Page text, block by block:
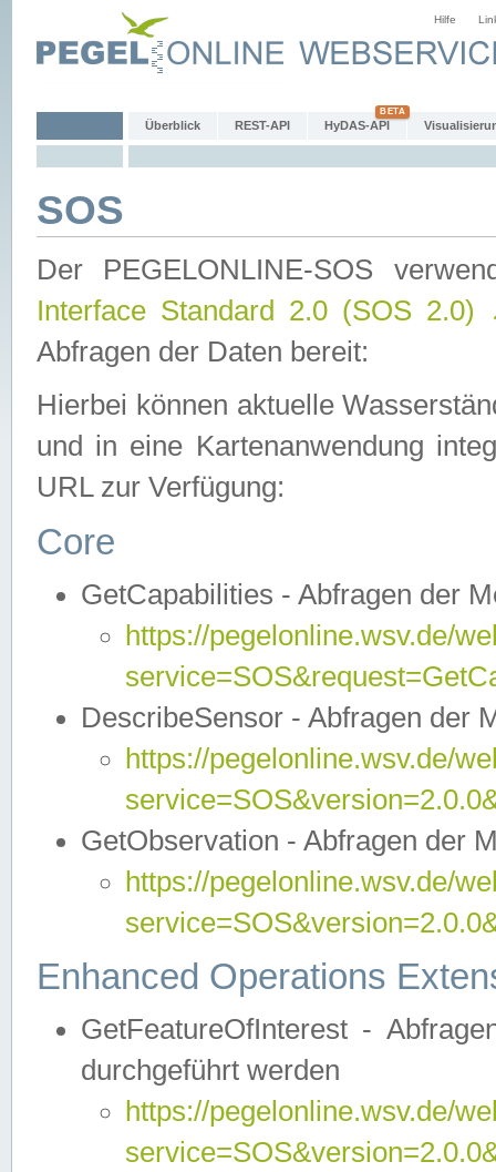
Hilfe
Überblick REST-API HyDAS-API
SOS
Der PEGELONLINE-SOS
Interface Standard 2.0 (SOS 2.0)
Abfragen der Daten bereit:
Hierbei können aktuelle
und in eine Kartenanwendung
URL zur Verfügung:
Core
GetCapabilities - Abfragen der
https://pegelonline.wsv.de/
DescribeSensor - Abfragen der
https://pegelonline.wsv.de/
GetObservation - Abfragen der
https://pegelonline.wsv.de/
Enhanced Operations
GetFeatureOfInterest -
durchgeführt werden
https://pegelonline.wsv.de/